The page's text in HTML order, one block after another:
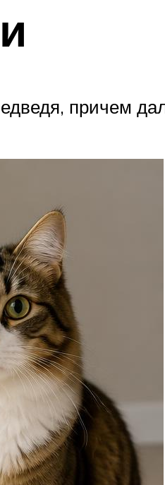
причем